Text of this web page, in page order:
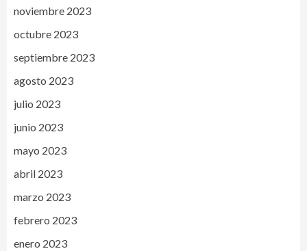
noviembre 2023
octubre 2023
septiembre 2023
agosto 2023
julio 2023
junio 2023
mayo 2023
abril 2023
marzo 2023
febrero 2023
enero 2023